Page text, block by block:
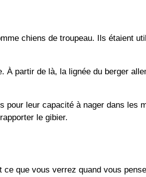
chiens de troupeau. Ils étaient
À partir de là, la lignée du berger
pour leur capacité à nager dans les
le gibier.
que vous verrez quand vous